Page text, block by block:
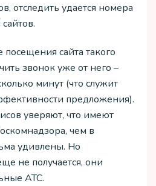
отследить удается номера
посещения сайта такого
звонок уже от него –
минут (что служит
предложения).
уверяют, что имеют
чем в
удивлены. Но
не получается, они
АТС.